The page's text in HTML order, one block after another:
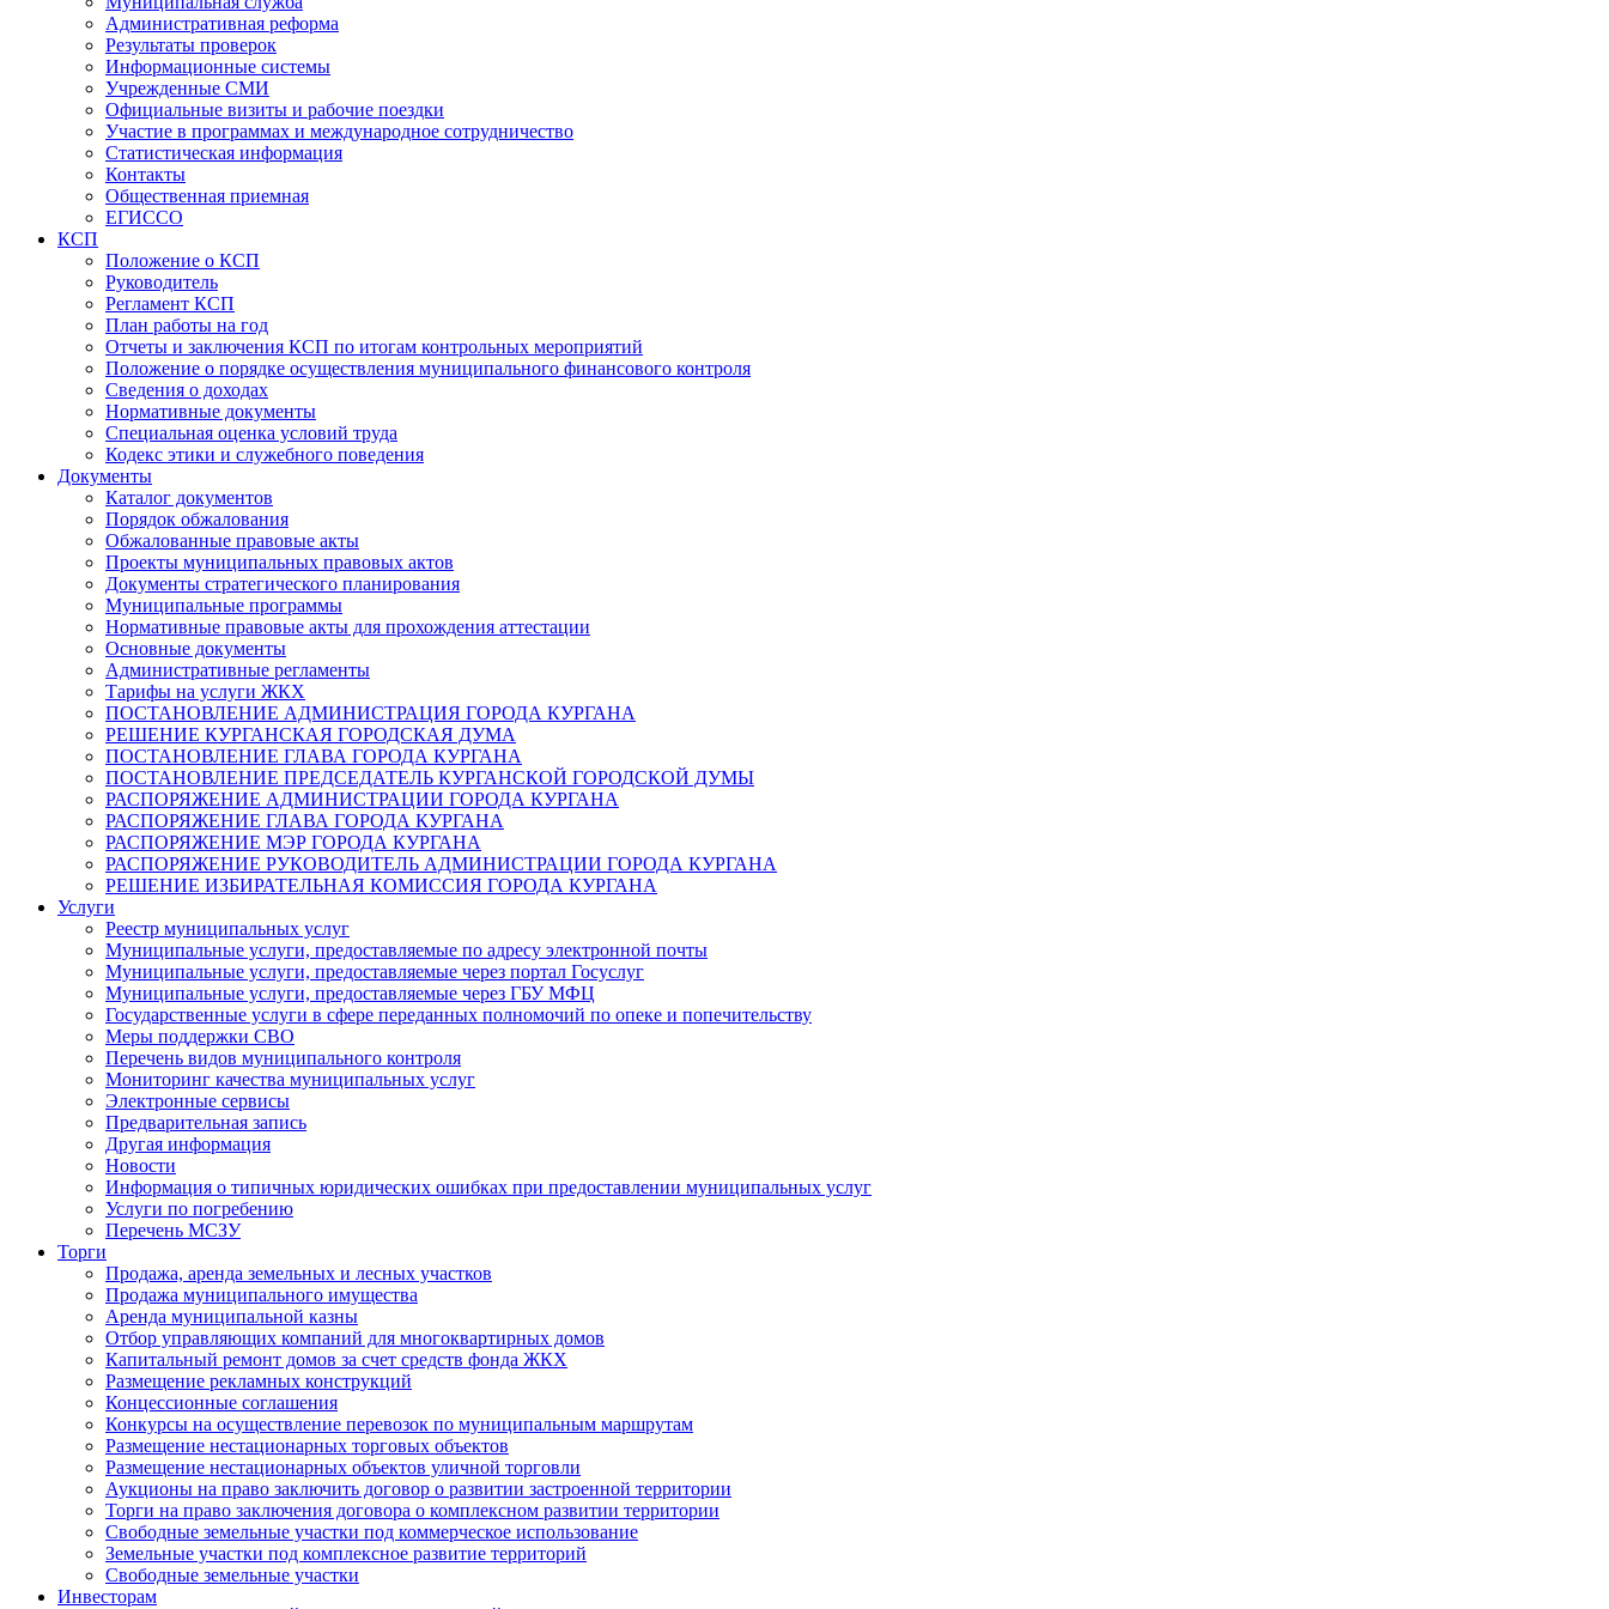
Административная реформа
Результаты проверок
Информационные системы
Учрежденные СМИ
Официальные визиты и рабочие поездки
Участие в программах и международное сотрудничество
Статистическая информация
Контакты
Общественная приемная
ЕГИССО
КСП
Положение о КСП
Руководитель
Регламент КСП
План работы на год
Отчеты и заключения КСП по итогам контрольных мероприятий
Положение о порядке осуществления муниципального финансового контроля
Сведения о доходах
Нормативные документы
Специальная оценка условий труда
Кодекс этики и служебного поведения
Документы
Каталог документов
Порядок обжалования
Обжалованные правовые акты
Проекты муниципальных правовых актов
Документы стратегического планирования
Муниципальные программы
Нормативные правовые акты для прохождения аттестации
Основные документы
Административные регламенты
Тарифы на услуги ЖКХ
ПОСТАНОВЛЕНИЕ АДМИНИСТРАЦИЯ ГОРОДА КУРГАНА
РЕШЕНИЕ КУРГАНСКАЯ ГОРОДСКАЯ ДУМА
ПОСТАНОВЛЕНИЕ ГЛАВА ГОРОДА КУРГАНА
ПОСТАНОВЛЕНИЕ ПРЕДСЕДАТЕЛЬ КУРГАНСКОЙ ГОРОДСКОЙ ДУМЫ
РАСПОРЯЖЕНИЕ АДМИНИСТРАЦИИ ГОРОДА КУРГАНА
РАСПОРЯЖЕНИЕ ГЛАВА ГОРОДА КУРГАНА
РАСПОРЯЖЕНИЕ МЭР ГОРОДА КУРГАНА
РАСПОРЯЖЕНИЕ РУКОВОДИТЕЛЬ АДМИНИСТРАЦИИ ГОРОДА КУРГАНА
РЕШЕНИЕ ИЗБИРАТЕЛЬНАЯ КОМИССИЯ ГОРОДА КУРГАНА
Услуги
Реестр муниципальных услуг
Муниципальные услуги, предоставляемые по адресу электронной почты
Муниципальные услуги, предоставляемые через портал Госуслуг
Муниципальные услуги, предоставляемые через ГБУ МФЦ
Государственные услуги в сфере переданных полномочий по опеке и попечительству
Меры поддержки СВО
Перечень видов муниципального контроля
Мониторинг качества муниципальных услуг
Электронные сервисы
Предварительная запись
Другая информация
Новости
Информация о типичных юридических ошибках при предоставлении муниципальных услуг
Услуги по погребению
Перечень МСЗУ
Торги
Продажа, аренда земельных и лесных участков
Продажа муниципального имущества
Аренда муниципальной казны
Отбор управляющих компаний для многоквартирных домов
Капитальный ремонт домов за счет средств фонда ЖКХ
Размещение рекламных конструкций
Концессионные соглашения
Конкурсы на осуществление перевозок по муниципальным маршрутам
Размещение нестационарных торговых объектов
Размещение нестационарных объектов уличной торговли
Аукционы на право заключить договор о развитии застроенной территории
Торги на право заключения договора о комплексном развитии территории
Свободные земельные участки под коммерческое использование
Земельные участки под комплексное развитие территорий
Свободные земельные участки
Инвесторам